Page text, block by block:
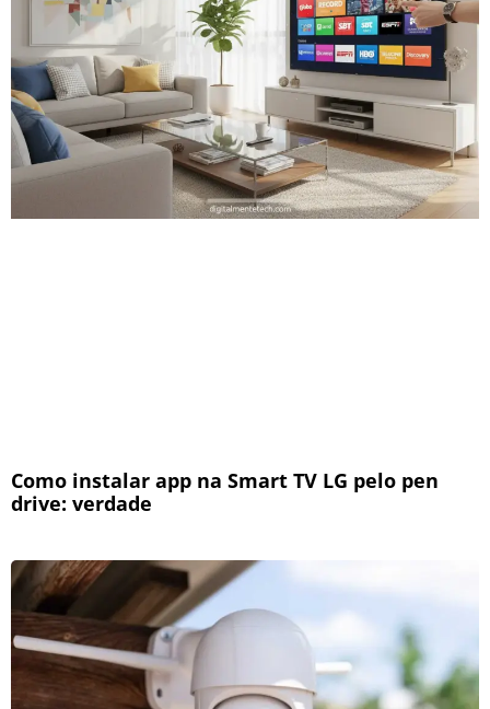
Como instalar app na Smart TV LG pelo pen
drive: verdade